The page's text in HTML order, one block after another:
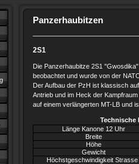
Panzerhaubitzen
2S1
Die Panzerhaubitze 2S1
beobachtet und wurde von der
Der Aufbau der PzH ist klassisch
Antrieb und im Heck der
auf einem verlängerten MT-LB und
Technische
Länge Kanone 12 Uhr
Breite
Höhe
Gewicht
Höchstgeschwindigkeit Strasse